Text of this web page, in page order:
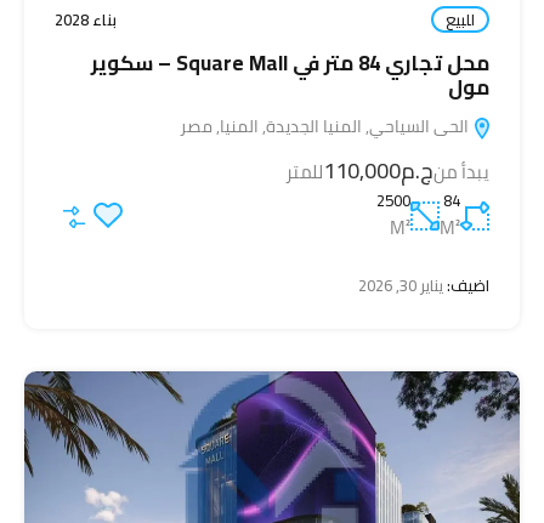
للبيع بناء 2028
محل تجاري 84 متر في Square Mall – سكوير
مول
الحى السياحي, المنيا الجديدة, المنيا, مصر
يبدأ منج.م110,000 للمتر
84
M²
2500
M²
اضيف:يناير 30, 2026